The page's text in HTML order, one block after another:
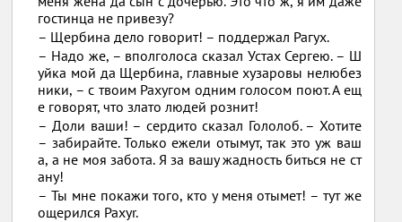
гостинца не привезу?
– Щербина дело говорит! – поддержал Рагух.
– Надо же, – вполголоса сказал Устах Сергею. – Ш
уйка мой да Щербина, главные хузаровы нелюбез
ники, – с твоим Рахугом одним голосом поют. А ещ
е говорят, что злато людей рознит!
– Доли ваши! – сердито сказал Гололоб. – Хотите
– забирайте. Только ежели отымут, так это уж ваш
а, а не моя забота. Я за вашу жадность биться не ст
ану!
– Ты мне покажи того, кто у меня отымет! – тут же
ощерился Paxyr.